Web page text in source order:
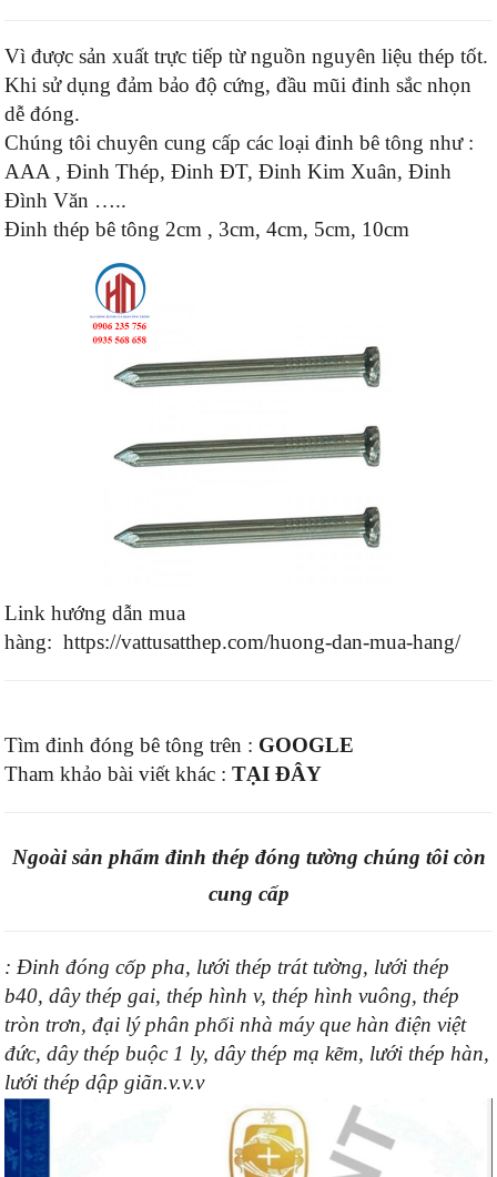
Vì được sản xuất trực tiếp từ nguồn nguyên liệu thép tốt.
Khi sử dụng đảm bảo độ cứng, đầu mũi đinh sắc nhọn
dễ đóng.
Chúng tôi chuyên cung cấp các loại đinh bê tông như :
AAA , Đinh Thép, Đinh ĐT, Đinh Kim Xuân, Đinh
Đình Văn …..
Đinh thép bê tông 2cm , 3cm, 4cm, 5cm, 10cm
Link hướng dẫn mua
hàng: https://vattusatthep.com/huong-dan-mua-hang/
Tìm đinh đóng bê tông trên : GOOGLE
Tham khảo bài viết khác : TẠI ĐÂY
Ngoài sản phẩm đinh thép đóng tường chúng tôi còn
cung cấp
: Đinh đóng cốp pha, lưới thép trát tường, lưới thép
b40, dây thép gai, thép hình v, thép hình vuông, thép
tròn trơn, đại lý phân phối nhà máy que hàn điện việt
đức, dây thép buộc 1 ly, dây thép mạ kẽm, lưới thép hàn,
lưới thép dập giãn.v.v.v